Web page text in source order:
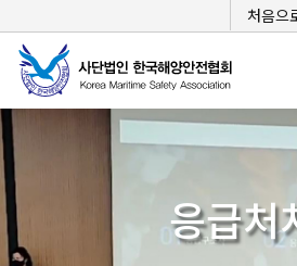
처음으
응급처